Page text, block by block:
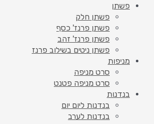
פשתן
פשתן חלק
פשתן פרנז' כסף
פשתן פרנז' זהב
פשתן ניטים בשילוב פרנז
מניפות
סרט מניפה
סרט מניפה פטנט
בנדנות
בנדנות ליום יום
בנדנות לערב